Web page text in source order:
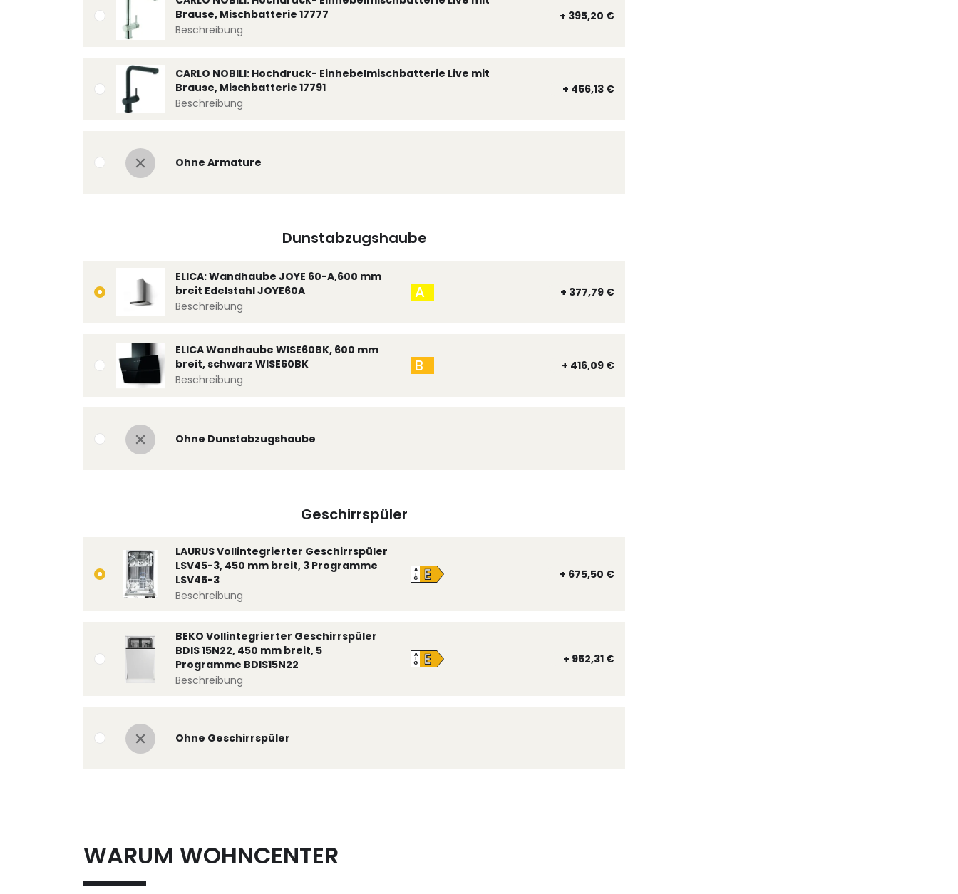
Brause, Mischbatterie 17777
Beschreibung
+ 395,20 €
CARLO NOBILI: Hochdruck- Einhebelmischbatterie Live mit
Brause, Mischbatterie 17791
Beschreibung
+ 456,13 €
Ohne Armature
Dunstabzugshaube
ELICA: Wandhaube JOYE 60-A,600 mm
breit Edelstahl JOYE60A
Beschreibung
A + 377,79 €
ELICA Wandhaube WISE60BK, 600 mm
breit, schwarz WISE60BK
Beschreibung
B + 416,09 €
Ohne Dunstabzugshaube
Geschirrspüler
LAURUS Vollintegrierter Geschirrspüler
LSV45-3, 450 mm breit, 3 Programme
LSV45-3
Beschreibung
A
↑
G E + 675,50 €
BEKO Vollintegrierter Geschirrspüler
BDIS 15N22, 450 mm breit, 5
Programme BDIS15N22
Beschreibung
A
↑
G E + 952,31 €
Ohne Geschirrspüler
WARUM WOHNCENTER